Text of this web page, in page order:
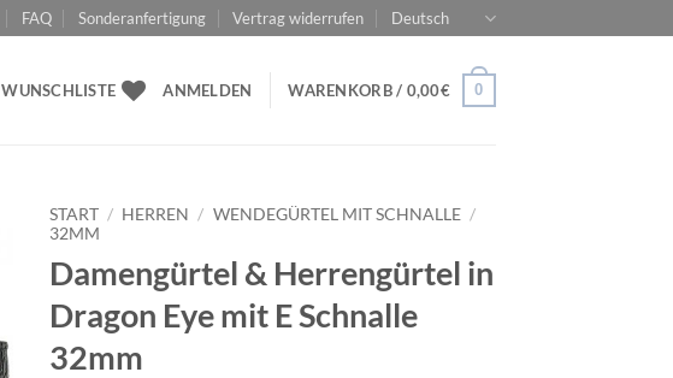
FAQ Sonderanfertigung Vertrag widerrufen Deutsch
WUNSCHLISTE ANMELDEN WARENKORB / 0,00€ 0
START / HERREN / WENDEGÜRTEL MIT SCHNALLE /
32MM
Damengürtel & Herrengürtel in
Dragon Eye mit E Schnalle
32mm